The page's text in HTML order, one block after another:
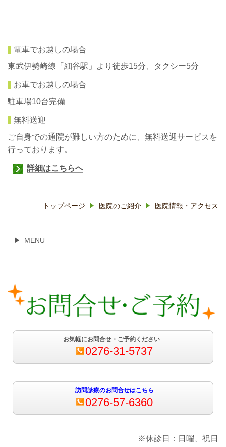
電車でお越しの場合
東武伊勢崎線「細谷駅」より徒歩15分、タクシー5分
お車でお越しの場合
駐車場10台完備
無料送迎
ご自身での通院が難しい方のために、無料送迎サービスを
行っております。
詳細はこちらへ
トップページ 医院のご紹介 医院情報・アクセス
MENU
お気軽にお問合せ・ご予約ください
0276-31-5737
訪問診療のお問合せはこちら
0276-57-6360
※休診日：日曜、祝日